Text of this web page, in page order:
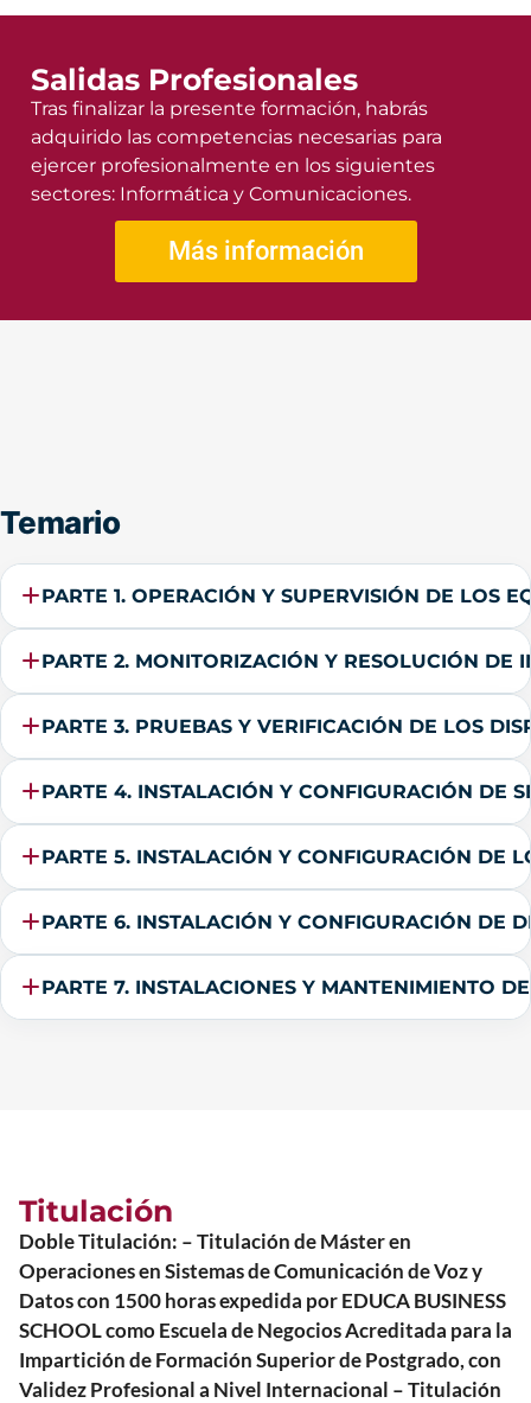
Salidas Profesionales
Tras finalizar la presente formación, habrás
adquirido las competencias necesarias para
ejercer profesionalmente en los siguientes
sectores: Informática y Comunicaciones.
Más información
Temario
PARTE 1. OPERACIÓN Y SUPERVISIÓN DE LOS
PARTE 2. MONITORIZACIÓN Y RESOLUCIÓN DE
PARTE 3. PRUEBAS Y VERIFICACIÓN DE LOS
PARTE 4. INSTALACIÓN Y CONFIGURACIÓN DE
PARTE 5. INSTALACIÓN Y CONFIGURACIÓN DE
PARTE 6. INSTALACIÓN Y CONFIGURACIÓN DE
PARTE 7. INSTALACIONES Y MANTENIMIENTO
Titulación
Doble Titulación: – Titulación de Máster en
Operaciones en Sistemas de Comunicación de Voz y
Datos con 1500 horas expedida por EDUCA BUSINESS
SCHOOL como Escuela de Negocios Acreditada para la
Impartición de Formación Superior de Postgrado, con
Validez Profesional a Nivel Internacional – Titulación